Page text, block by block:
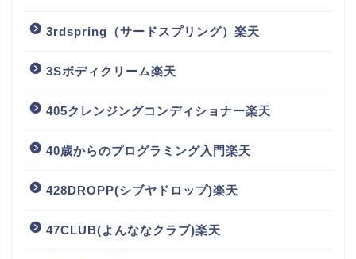
3rdspring（サードスプリング）楽天
3Sボディクリーム楽天
405クレンジングコンディショナー楽天
40歳からのプログラミング入門楽天
428DROPP(シブヤドロップ)楽天
47CLUB(よんななクラブ)楽天